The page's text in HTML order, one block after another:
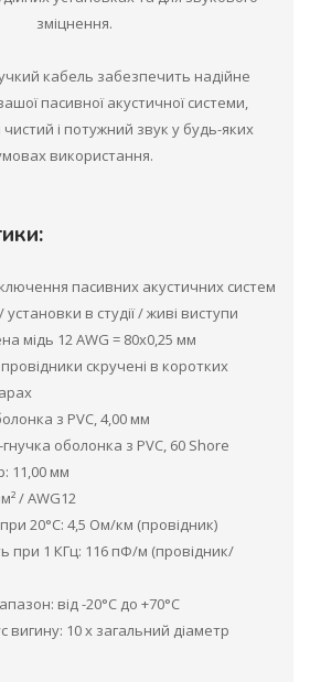
зміцнення.
кабель забезпечить надійне
пасивної акустичної системи,
і потужний звук у будь-яких
використання.
пасивних акустичних систем
в студії / живі виступи
мідь 12 AWG = 80x0,25 мм
скручені в коротких
з PVC, 4,00 мм
оболонка з PVC, 60 Shore
11,00 мм
/ AWG12
20°C: 4,5 Ом/км (провідник)
при 1 КГц: 116 пФ/м (провідник/
від -20°C до +70°C
вигину: 10 x загальний діаметр